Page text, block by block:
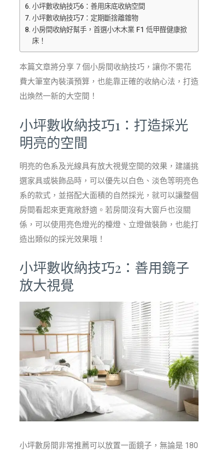
小坪數收納技巧6：善用床底收納空間
小坪數收納技巧7：定期斷捨離雜物
小房間收納好幫手，首選小木木業 F1 低甲醛健康掀
床！
本篇文章將分享 7 個小房間收納技巧，讓你不需花
費大筆室內裝潢預算，也能靠正確的收納心法，打造
出煥然一新的大空間！
小坪數收納技巧1：打造採光
明亮的空間
明亮的色系及光線具有放大視覺空間的效果，建議挑
選家具或裝飾品時，可以優先以白色、淡色等明亮色
系的款式，並搭配大面積的自然採光，就可以讓整個
房間看起來更寬敞舒適。若房間沒有大窗戶也沒關
係，可以使用亮色燈光的檯燈、立燈做裝飾，也能打
造出類似的採光效果哦！
小坪數收納技巧2：善用鏡子
放大視覺
小坪數房間非常推薦可以放置一面鏡子，無論是 180